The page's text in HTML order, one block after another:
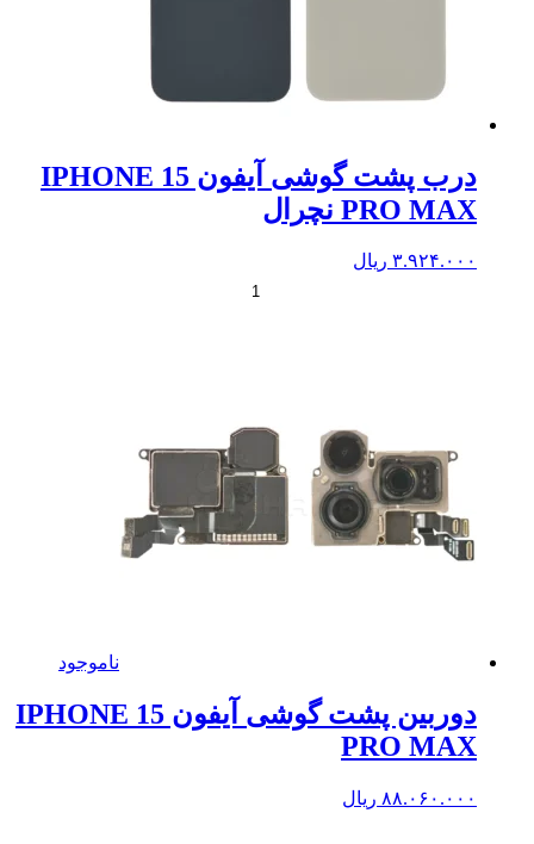
درب پشت گوشی آیفون IPHONE 15
PRO MAX نچرال
۳.۹۲۴.۰۰۰ ریال
+
ناموجود
دوربین پشت گوشی آیفون IPHONE 15
PRO MAX
۸۸.۰۶۰.۰۰۰ ریال